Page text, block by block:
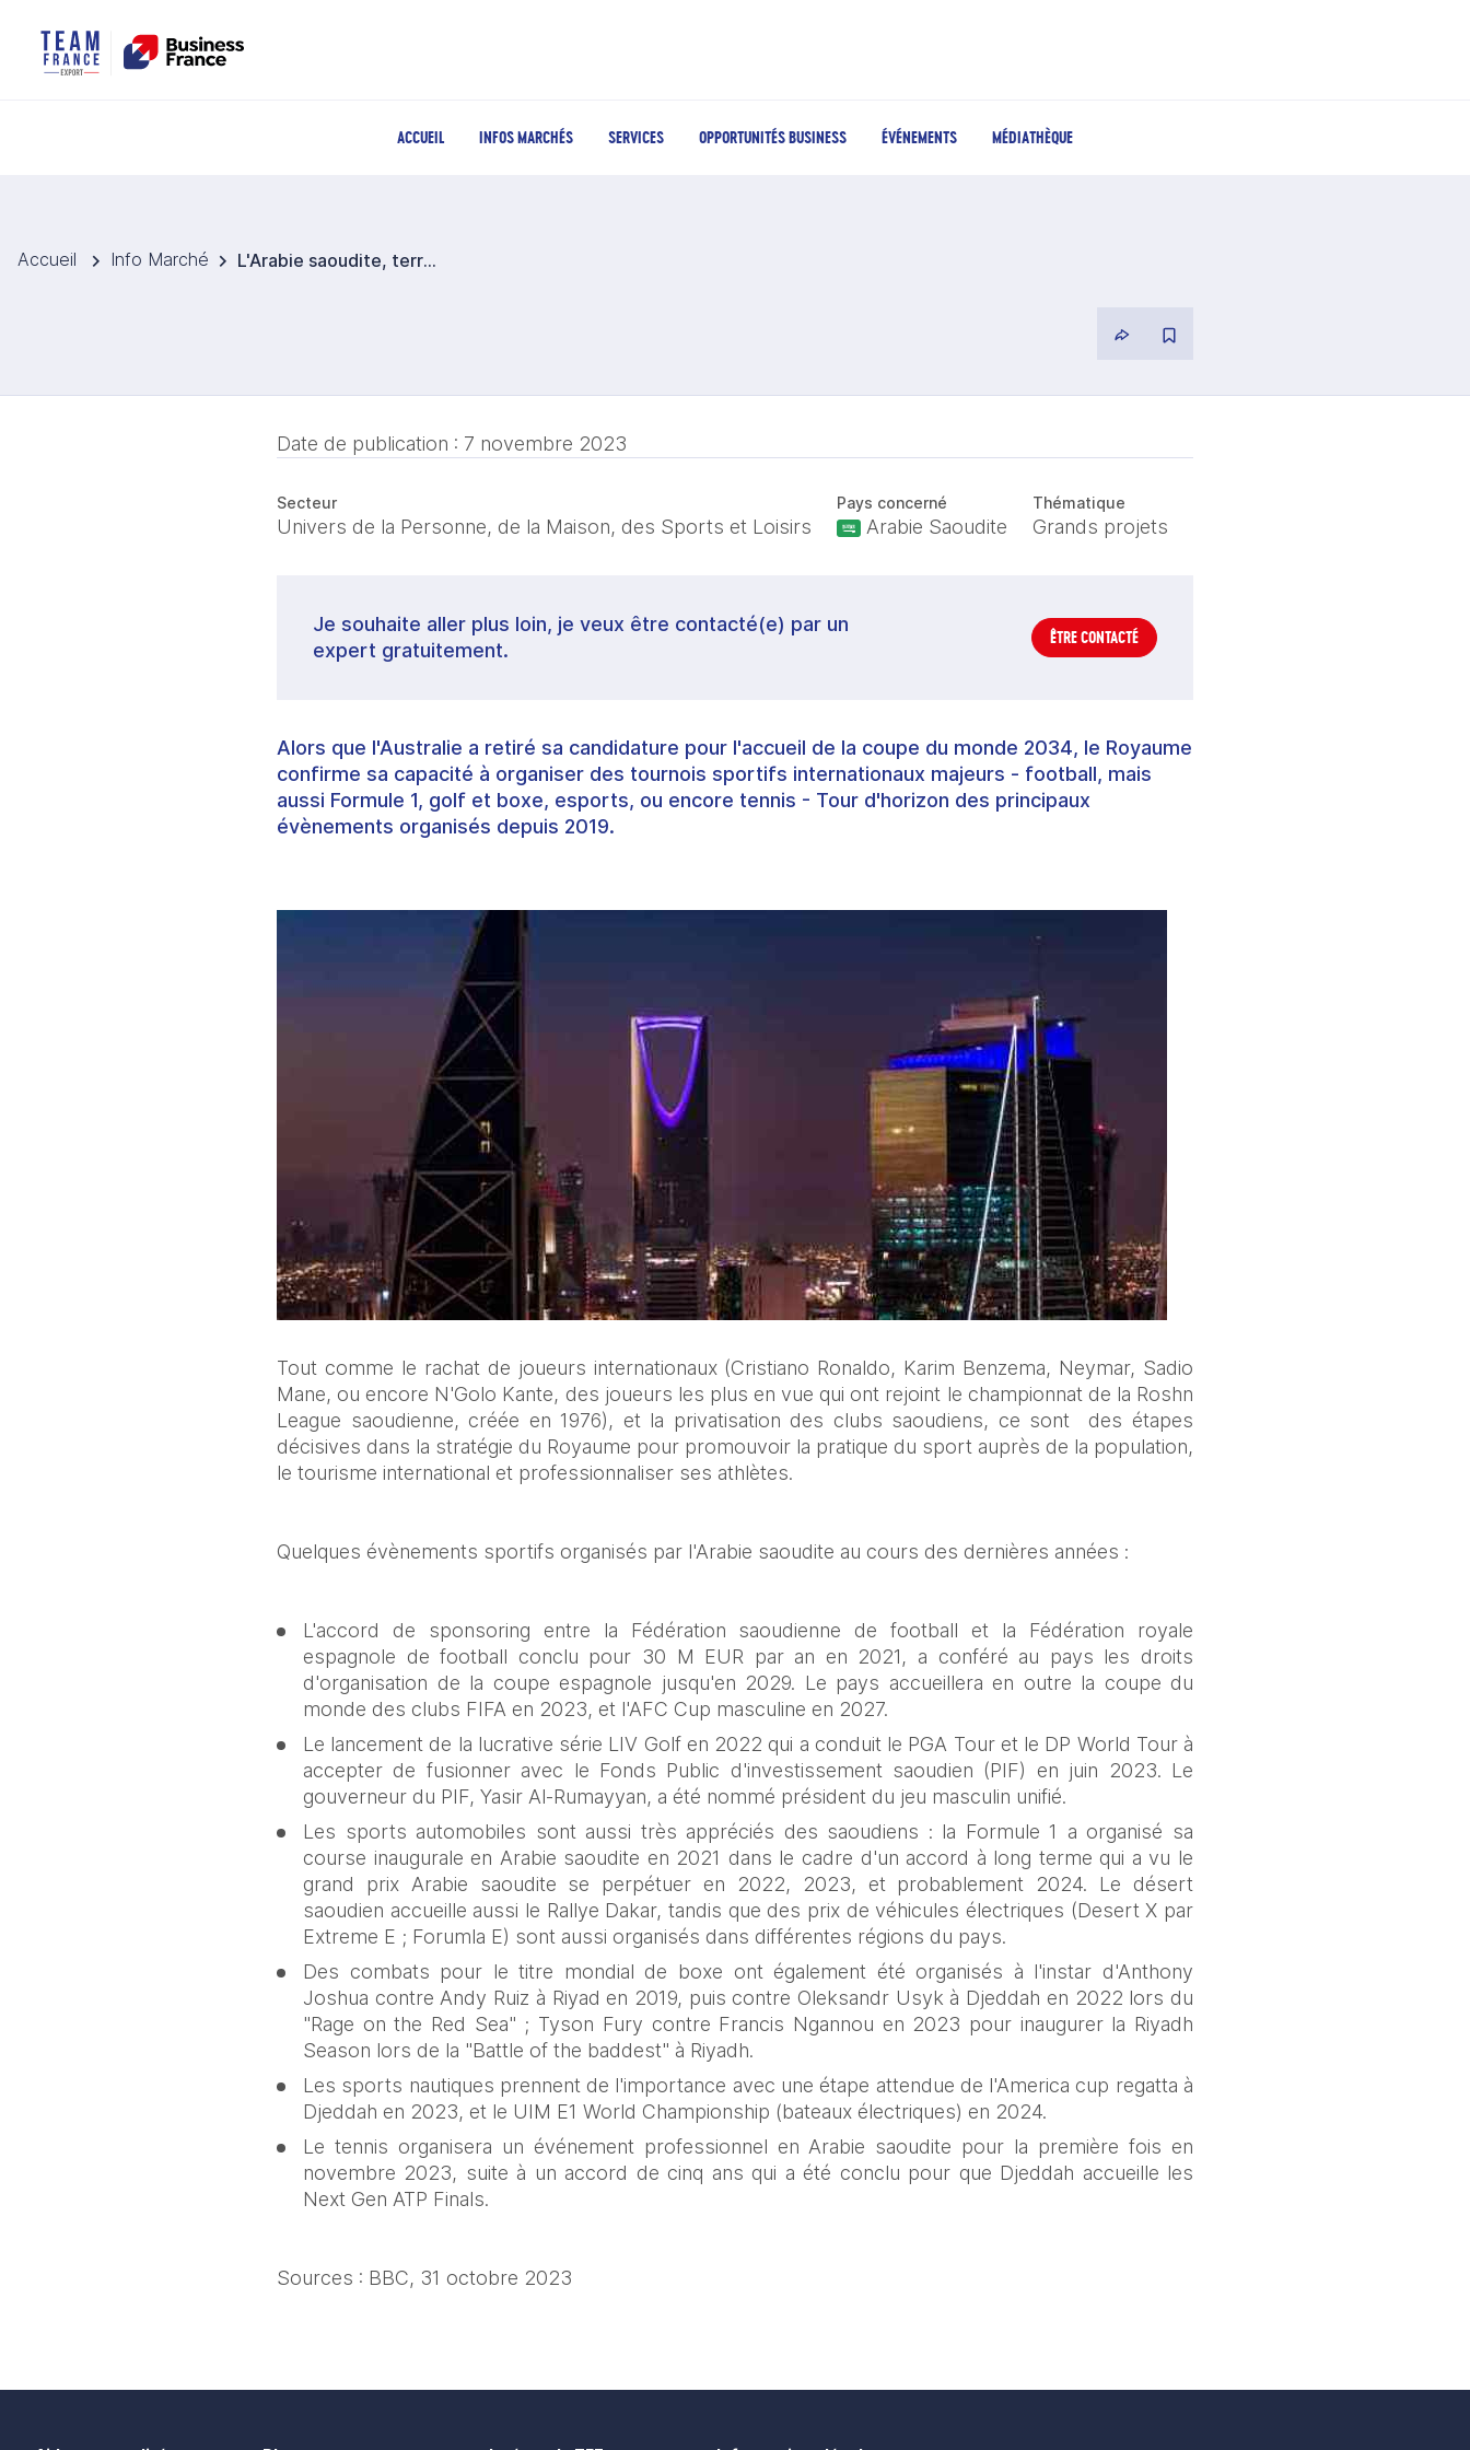
ACCUEIL INFOS MARCHÉS SERVICES OPPORTUNITÉS BUSINESS ÉVÉNEMENTS MÉDIATHÈQUE
Accueil Info Marché L'Arabie saoudite, terre d'accueil des grands évènements sportifs
Date de publication : 7 novembre 2023
Secteur
Univers de la Personne, de la Maison, des Sports et Loisirs
Pays concerné
Arabie Saoudite
Thématique
Grands projets
Je souhaite aller plus loin, je veux être contacté(e) par un
expert gratuitement.
ÊTRE CONTACTÉ
Alors que l'Australie a retiré sa candidature pour l'accueil de la coupe du monde 2034, le Royaume
confirme sa capacité à organiser des tournois sportifs internationaux majeurs - football, mais
aussi Formule 1, golf et boxe, esports, ou encore tennis - Tour d'horizon des principaux
évènements organisés depuis 2019.
Tout comme le rachat de joueurs internationaux (Cristiano Ronaldo, Karim Benzema, Neymar, Sadio
Mane, ou encore N'Golo Kante, des joueurs les plus en vue qui ont rejoint le championnat de la Roshn
League saoudienne, créée en 1976), et la privatisation des clubs saoudiens, ce sont  des étapes
décisives dans la stratégie du Royaume pour promouvoir la pratique du sport auprès de la population,
le tourisme international et professionnaliser ses athlètes.
Quelques évènements sportifs organisés par l'Arabie saoudite au cours des dernières années :
L'accord de sponsoring entre la Fédération saoudienne de football et la Fédération royale
espagnole de football conclu pour 30 M EUR par an en 2021, a conféré au pays les droits
d'organisation de la coupe espagnole jusqu'en 2029. Le pays accueillera en outre la coupe du
monde des clubs FIFA en 2023, et l'AFC Cup masculine en 2027.
Le lancement de la lucrative série LIV Golf en 2022 qui a conduit le PGA Tour et le DP World Tour à
accepter de fusionner avec le Fonds Public d'investissement saoudien (PIF) en juin 2023. Le
gouverneur du PIF, Yasir Al-Rumayyan, a été nommé président du jeu masculin unifié.
Les sports automobiles sont aussi très appréciés des saoudiens : la Formule 1 a organisé sa
course inaugurale en Arabie saoudite en 2021 dans le cadre d'un accord à long terme qui a vu le
grand prix Arabie saoudite se perpétuer en 2022, 2023, et probablement 2024. Le désert
saoudien accueille aussi le Rallye Dakar, tandis que des prix de véhicules électriques (Desert X par
Extreme E ; Forumla E) sont aussi organisés dans différentes régions du pays.
Des combats pour le titre mondial de boxe ont également été organisés à l'instar d'Anthony
Joshua contre Andy Ruiz à Riyad en 2019, puis contre Oleksandr Usyk à Djeddah en 2022 lors du
"Rage on the Red Sea" ; Tyson Fury contre Francis Ngannou en 2023 pour inaugurer la Riyadh
Season lors de la "Battle of the baddest" à Riyadh.
Les sports nautiques prennent de l'importance avec une étape attendue de l'America cup regatta à
Djeddah en 2023, et le UIM E1 World Championship (bateaux électriques) en 2024.
Le tennis organisera un événement professionnel en Arabie saoudite pour la première fois en
novembre 2023, suite à un accord de cinq ans qui a été conclu pour que Djeddah accueille les
Next Gen ATP Finals.
Sources : BBC, 31 octobre 2023